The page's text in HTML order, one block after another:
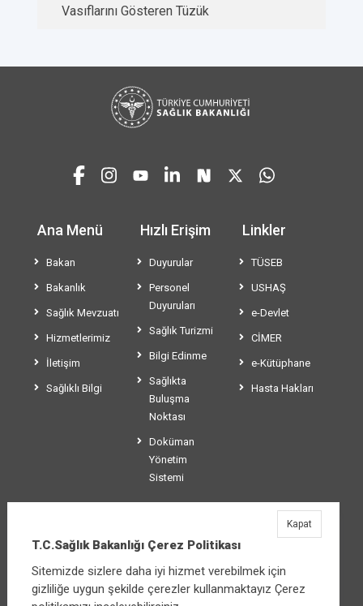
Vasıflarını Gösteren Tüzük
Ana Menü
Bakan
Bakanlık
Sağlık Mevzuatı
Hizmetlerimiz
İletişim
Sağlıklı Bilgi
Hızlı Erişim
Duyurular
Personel
Duyuruları
Sağlık Turizmi
Bilgi Edinme
Sağlıkta
Buluşma
Noktası
Doküman
Yönetim
Sistemi
Linkler
TÜSEB
USHAŞ
e-Devlet
CİMER
e-Kütüphane
Hasta Hakları
T.C.Sağlık Bakanlığı
Üniversiteler Mahallesi Şehit Mehmet Bayraktar
Caddesi No:3 Çankaya/Ankara
Santral:+90 312 585 10 00
T.C.Sağlık Bakanlığı Çerez Politikası
Sitemizde sizlere daha iyi hizmet verebilmek için
gizliliğe uygun şekilde çerezler kullanmaktayız Çerez
Kapat